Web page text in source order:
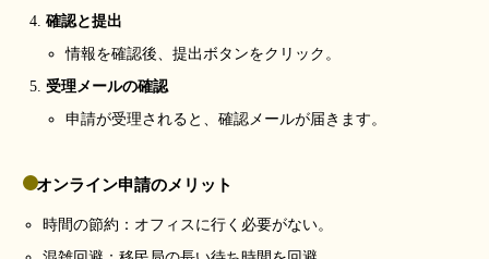
確認と提出
情報を確認後、提出ボタンをクリック。
受理メールの確認
申請が受理されると、確認メールが届きます。
オンライン申請のメリット
時間の節約：オフィスに行く必要がない。